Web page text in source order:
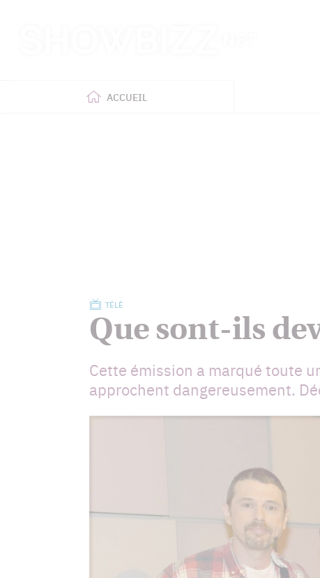
ACCUEIL
TÉLÉ
Que sont-ils
Cette émission a marqué toute
approchent dangereusement.